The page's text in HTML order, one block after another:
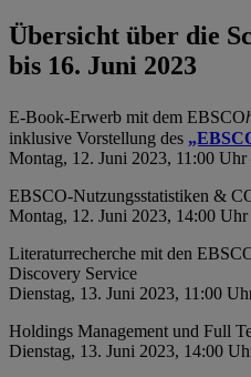
Übersicht über die
bis 16. Juni 2023
E-Book-Erwerb mit dem EBSCO
inklusive Vorstellung des
Montag, 12. Juni 2023, 11:00 Uhr
EBSCO-Nutzungsstatistiken &
Montag, 12. Juni 2023, 14:00 Uhr
Literaturrecherche mit den
Discovery Service
Dienstag, 13. Juni 2023, 11:00
Holdings Management und Full
Dienstag, 13. Juni 2023, 14:00